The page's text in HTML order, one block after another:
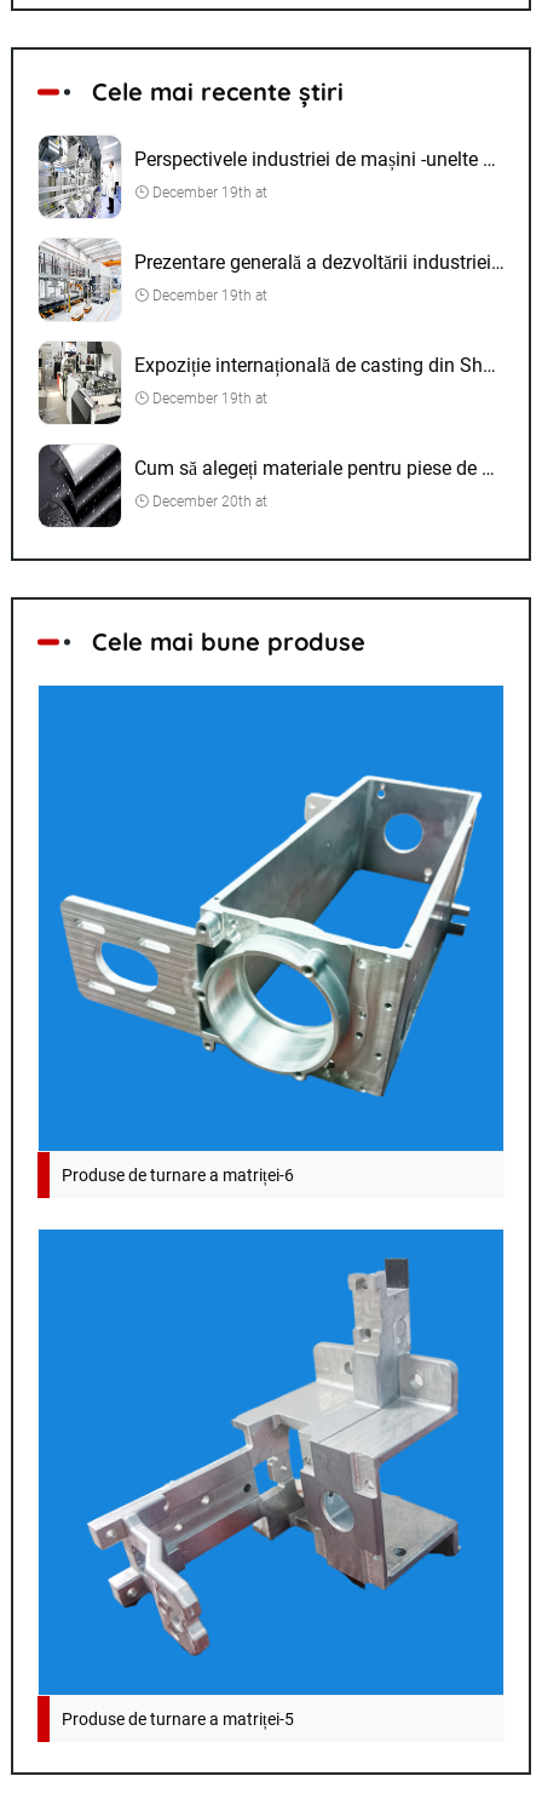
Cele mai recente știri
Perspectivele industriei de mașini -unelte CNC
December 19th at
Prezentare generală a dezvoltării industriei de casting
December 19th at
Expoziție internațională de casting din Shanghai
December 19th at
Cum să alegeți materiale pentru piese de prelucrare CNC
December 20th at
Cele mai bune produse
Produse de turnare a matriței-6
Produse de turnare a matriței-5